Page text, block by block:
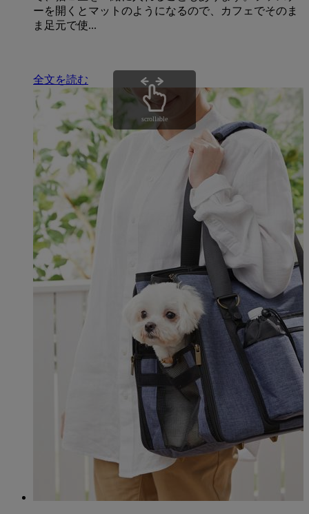
ーを開くとマットのようになるので、カフェでそのま
ま足元で使...
全文を読む
scrollable